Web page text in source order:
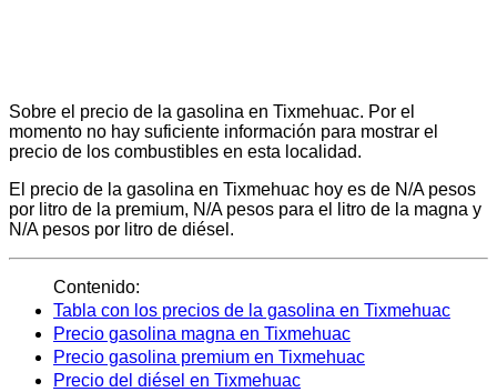
Sobre el precio de la gasolina en Tixmehuac. Por el
momento no hay suficiente información para mostrar el
precio de los combustibles en esta localidad.
El precio de la gasolina en Tixmehuac hoy es de N/A pesos
por litro de la premium, N/A pesos para el litro de la magna y
N/A pesos por litro de diésel.
Contenido:
Tabla con los precios de la gasolina en Tixmehuac
Precio gasolina magna en Tixmehuac
Precio gasolina premium en Tixmehuac
Precio del diésel en Tixmehuac